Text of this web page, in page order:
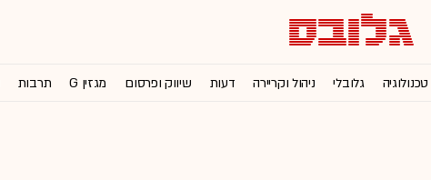
טכנולוגיה גלובלי ניהול וקריירה דעות שיווק ופרסום מגזין G תרבות